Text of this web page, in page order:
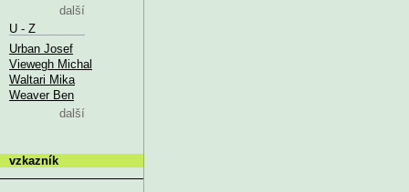
další
U - Z
Urban Josef
Viewegh Michal
Waltari Mika
Weaver Ben
další
vzkazník